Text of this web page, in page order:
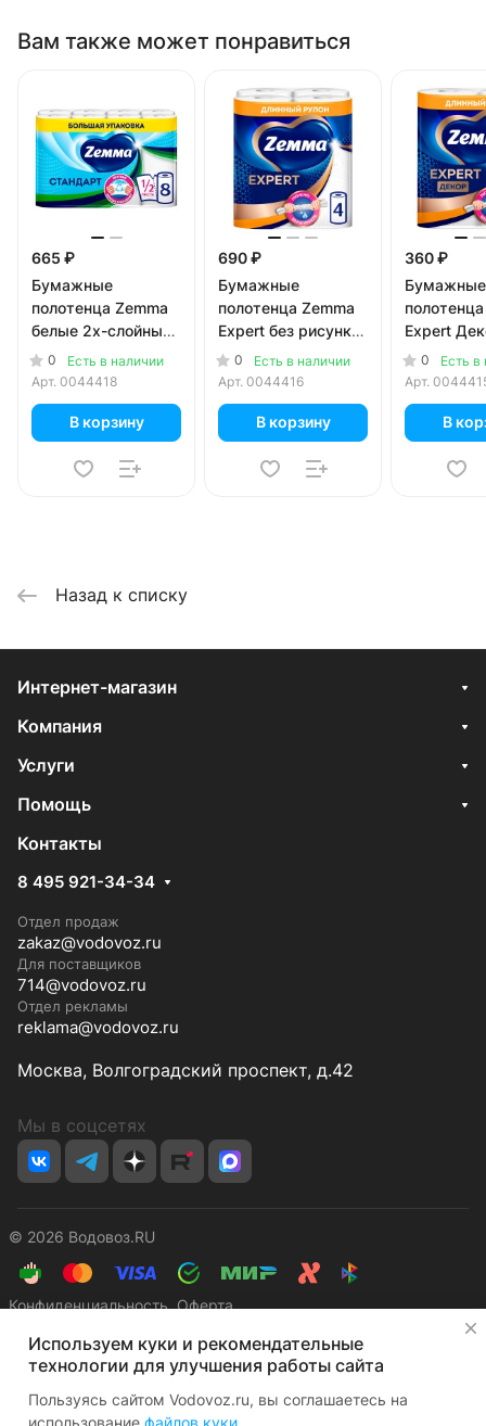
Вам также может понравиться
665 ₽
Бумажные
полотенца Zemma
белые 2х-слойные
(8 шт)
0
Есть в наличии
Арт. 0044418
В корзину
690 ₽
Бумажные
полотенца Zemma
Expert без рисунка
3х-слойные (4 шт)
0
Есть в наличии
Арт. 0044416
В корзину
360 ₽
Бумажные
Expert
рисунком
слойные
0
Есть в
Арт.
В
Назад к списку
Интернет-магазин
Компания
Услуги
Помощь
Контакты
8 495 921-34-34
Отдел продаж
zakaz@vodovoz.ru
Для поставщиков
714@vodovoz.ru
Отдел рекламы
reklama@vodovoz.ru
Москва, Волгоградский проспект, д.42
Мы в соцсетях
© 2026 Водовоз.RU
КонфиденциальностьОферта
Используем куки и рекомендательные
технологии для улучшения работы сайта
Пользуясь сайтом Vodovoz.ru, вы соглашаетесь на
использование файлов куки